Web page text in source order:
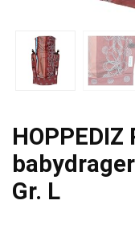
Gr. L